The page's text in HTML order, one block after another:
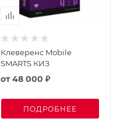
Клеверенс Mobile
SMARTS КИЗ
от48 000 ₽
ПОДРОБНЕЕ